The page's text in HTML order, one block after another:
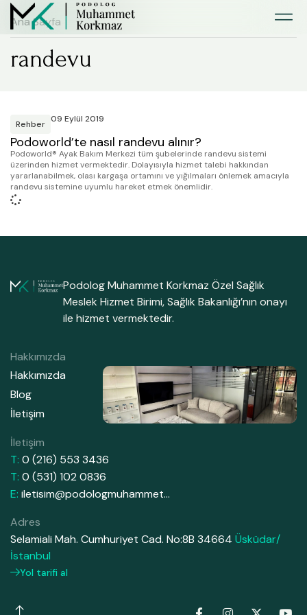
Ana Sayfa
randevu
Rehber 09 Eylül 2019
Podoworld’te nasıl randevu alınır?
Podoworld® Ayak Bakım Merkezi tüm şubelerinde randevu sistemi
üzerinden hizmet vermektedir. Dolayısıyla hizmet talebi hakkından
yararlanabilmek, olası kargaşa ortamını ve yığılmaları önlemek amacıyla
randevu sistemine uyumlu hareket etmek önemlidir.
Podolog Muhammet Korkmaz Özel Sağlık
Meslek Hizmet Birimi, Sağlık Bakanlığı’nın onayı
ile hizmet vermektedir.
Hakkımızda
Hakkımızda
Blog
İletişim
İletişim
T: 0 (216) 553 3436
T: 0 (531) 102 0836
E: iletisim@podologmuhammet…
Adres
Selamiali Mah. Cumhuriyet Cad. No:8B 34664 Üsküdar/
İstanbul
Yol tarifi al